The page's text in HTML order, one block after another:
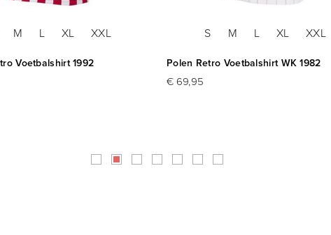
M L XL XXL
Voetbalshirt 1992
S M L XL XXL
Polen Retro Voetbalshirt WK 1982
€ 69,95